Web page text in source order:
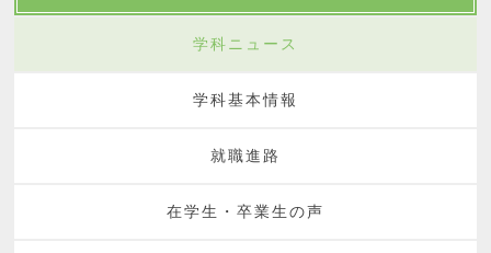
学科ニュース
学科基本情報
就職進路
在学生・卒業生の声